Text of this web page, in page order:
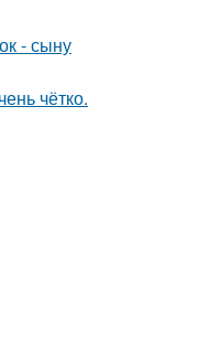
- сыну
чётко.